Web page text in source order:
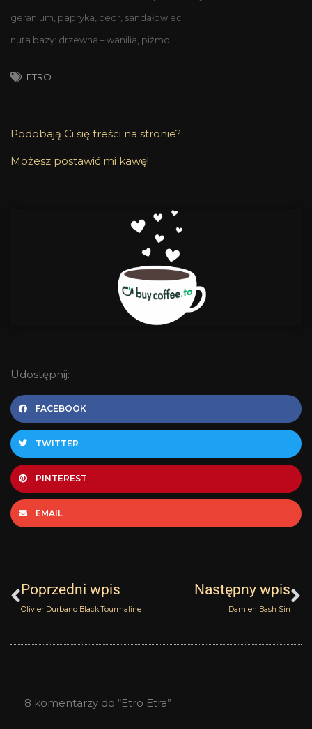
geranium, papryka, cedr, sandałowiec
nuta bazy: drzewna – wanilia, piżmo
ETRO
Podobają Ci się treści na stronie?
Możesz postawić mi kawę!
Udostępnij:
FACEBOOK
TWITTER
PINTEREST
EMAIL
Poprzedni wpis
Olivier Durbano Black Tourmaline
Następny wpis
Damien Bash Sin
8 komentarzy do “Etro Etra”